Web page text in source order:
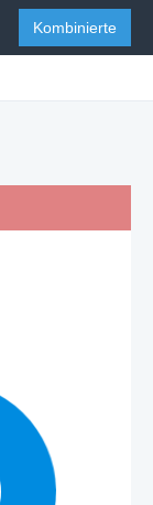
Kombinierte